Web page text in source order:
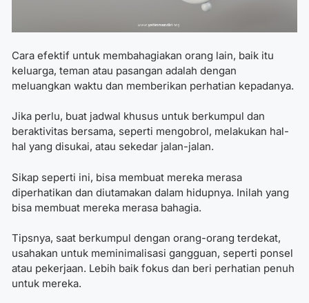
Cara efektif untuk membahagiakan orang lain, baik itu
keluarga, teman atau pasangan adalah dengan
meluangkan waktu dan memberikan perhatian kepadanya.
Jika perlu, buat jadwal khusus untuk berkumpul dan
beraktivitas bersama, seperti mengobrol, melakukan hal-
hal yang disukai, atau sekedar jalan-jalan.
Sikap seperti ini, bisa membuat mereka merasa
diperhatikan dan diutamakan dalam hidupnya. Inilah yang
bisa membuat mereka merasa bahagia.
Tipsnya, saat berkumpul dengan orang-orang terdekat,
usahakan untuk meminimalisasi gangguan, seperti ponsel
atau pekerjaan. Lebih baik fokus dan beri perhatian penuh
untuk mereka.